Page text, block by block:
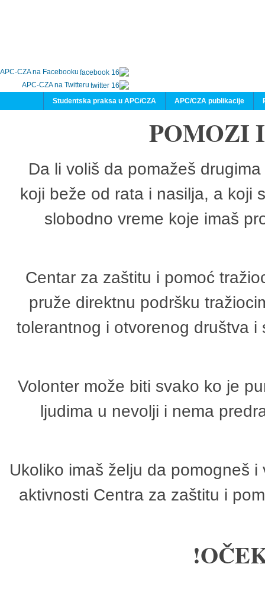
APC-CZA na Facebooku
APC-CZA na Twitteru
APC/CZA publikacije
Studentska praksa u APC/CZA
POMOZI
Da li voliš da pomažeš
koji beže od rata i nasilja, a koji
slobodno vreme koje imaš
Centar za zaštitu i pomoć
pruže direktnu podršku
tolerantnog i otvorenog društva
Volonter može biti svako ko je
ljudima u nevolji i nema
Ukoliko imaš želju da pomogneš
aktivnosti Centra za zaštitu i